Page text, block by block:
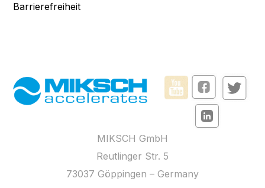
Barrierefreiheit
MIKSCH GmbH
Reutlinger Str. 5
73037 Göppingen – Germany